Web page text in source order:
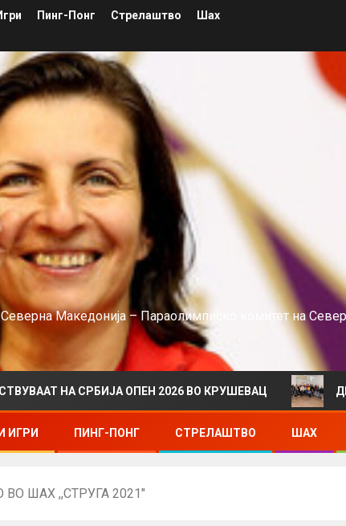
Пинг-Понг Стрелаштво
Шах
Македонија – Параолимписко комитет на
СРБИЈА ОПЕН 2026 ВО КРУШЕВАЦ ДРЖАВНО
ИГРИ ПИНГ-ПОНГ СТРЕЛАШТВО ШАХ
ШАХ ,,СТРУГА 2021″